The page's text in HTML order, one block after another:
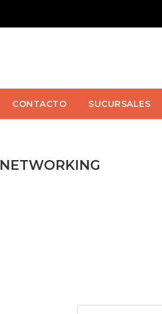
CONTACTO SUCURSALES
NETWORKING